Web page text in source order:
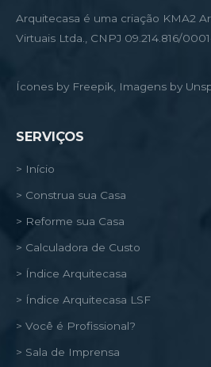
Arquitecasa é uma criação KMA2
Virtuais Ltda., CNPJ 09.214.816/
Ícones by Freepik, Imagens by
SERVIÇOS
> Início
> Construa sua Casa
> Reforme sua Casa
> Calculadora de Custo
> Índice Arquitecasa
> Índice Arquitecasa LSF
> Você é Profissional?
> Sala de Imprensa